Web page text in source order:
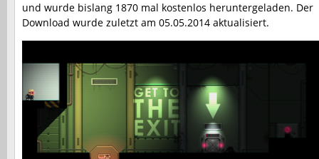
und wurde bislang 1870 mal kostenlos heruntergeladen. Der
Download wurde zuletzt am 05.05.2014 aktualisiert.